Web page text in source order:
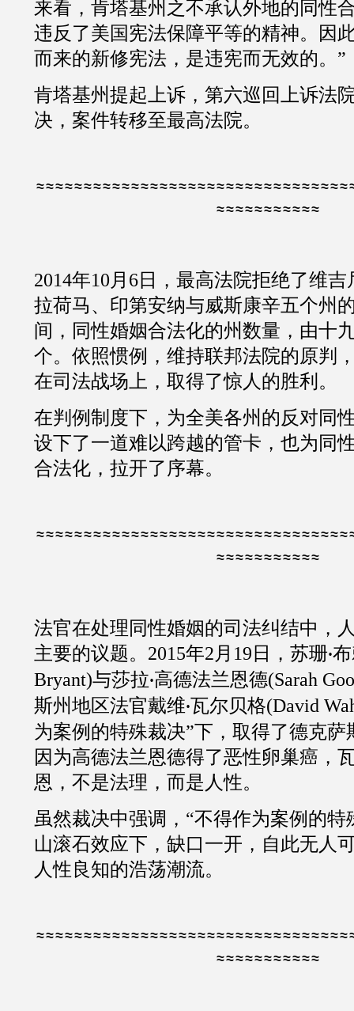
来看，肯塔基州之不承认外地的同性
违反了美国宪法保障平等的精神。因
而来的新修宪法，是违宪而无效的。”
肯塔基州提起上诉，第六巡回上诉法
决，案件转移至最高法院。
≈≈≈≈≈≈≈≈≈≈≈
2014年10 月 6日，最高法院拒绝了维
拉荷马、印第安纳与威斯康辛五个州
间，同性婚姻合法化的州数量，由十
个。依照惯例，维持联邦法院的原判
在司法战场上，取得了惊人的胜利。
在判例制度下，为全美各州的反对同
设下了一道难以跨越的管卡，也为同
合法化，拉开了序幕。
≈≈≈≈≈≈≈≈≈≈≈
法官在处理同性婚姻的司法纠结中，
主要的议题。 2015年2 月 19 日，苏珊·
Bryant)与莎拉·高德法兰恩德(Sarah
斯州地区法官戴维·瓦尔贝格(David
为案例的特殊裁决”下，取得了德克
因为高德法兰恩德得了恶性卵巢癌，
恩，不是法理，而是人性。
虽然裁决中强调，“不得作为案例的特
山滚石效应下，缺口一开，自此无人
人性良知的浩荡潮流。
≈≈≈≈≈≈≈≈≈≈≈